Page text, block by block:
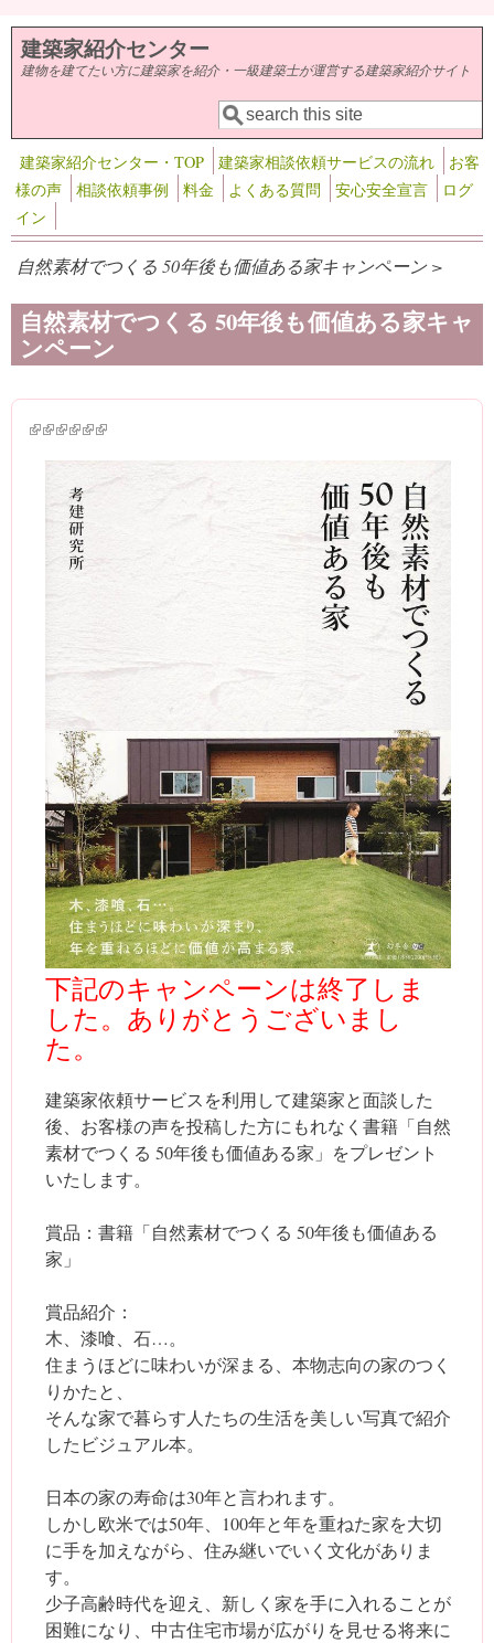
メインコンテンツに移動
建築家紹介センター
建物を建てたい方に建築家を紹介・一級建築士が運営する建築家紹介サイト
検索フォーム
検索
建築家紹介センター・TOP 建築家相談依頼サービスの流れ
お客
様の声
相談依頼事例 料金 よくある質問 安心安全宣言
ログ
イン
自然素材でつくる 50年後も価値ある家キャンペーン >
自然素材でつくる 50年後も価値ある家キャ
ンペーン
(link is external)
(link is external)
(link is external)
(link is external)
(link is external)
(link is external)
下記のキャンペーンは終了しま
した。ありがとうございまし
た。
建築家依頼サービスを利用して建築家と面談した
後、お客様の声を投稿した方にもれなく書籍「自然
素材でつくる 50年後も価値ある家」をプレゼント
いたします。
賞品：書籍「自然素材でつくる 50年後も価値ある
家」
賞品紹介：
木、漆喰、石…。
住まうほどに味わいが深まる、本物志向の家のつく
りかたと、
そんな家で暮らす人たちの生活を美しい写真で紹介
したビジュアル本。
日本の家の寿命は30年と言われます。
しかし欧米では50年、100年と年を重ねた家を大切
に手を加えながら、住み継いでいく文化がありま
す。
少子高齢時代を迎え、新しく家を手に入れることが
困難になり、中古住宅市場が広がりを見せる将来に